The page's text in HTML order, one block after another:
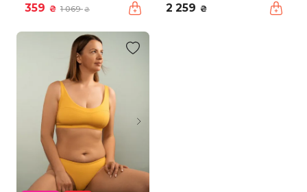
359 ₴ 1 069₴ 2 259 ₴